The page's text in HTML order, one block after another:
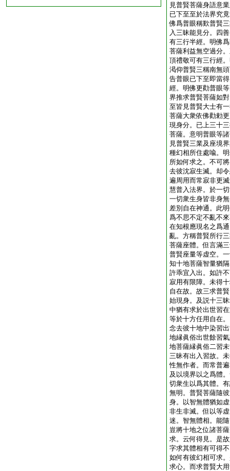
見普賢菩薩身語意
已下至至於法界究
佛爲普眼稱歎普賢
入三昧能見分。四
有三行半經。明佛
菩薩利益無空過分
頂禮敬可有三行經
渇仰普賢三稱南無
告普眼已下至即當
經。明佛更勸普眼
界推求普賢菩薩如
至皆見普賢大士有
菩薩大衆依佛勸勅
現身分。已上三十
菩薩。意明普眼等
見普賢三業及座境
種幻相所住處喩。
所如何求之。不可
去彼沈寂生滅。却
遍周用而常寂非更
慧普入法界。於一
一切衆生身皆非身
差別自在神通。此
爲不思不定不亂不
在知根應現名之爲
亂。方稱普賢所行
菩薩座體。但言滿
普賢座量等虚空。
知十地菩薩智量猶
許乖宜入出。如許
寂用有限障。未得
自在故。故三求普
始現身。及説十三
中猶有求於出世習
等於十方任用自在
念去彼十地中染習
地縁眞俗出世餘習
地菩薩縁眞俗二習
三昧有出入習故。
性無作者。而常普
及以境界以之爲體
切衆生以爲其體。
無明。普賢菩薩隨
身。以智無體猶如
非生非滅。但以等
迷。智無體相。能
豈將十地之位諸菩
求。云何得見。是
字求其體相有可得
如何有彼幻相可求
求心。而求普賢大